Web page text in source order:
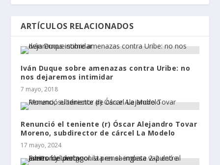
ARTÍCULOS RELACIONADOS
Iván Duque sobre amenazas contra Uribe: no
nos dejaremos intimidar
7 mayo, 2018
Renunció el teniente (r) Óscar Alejandro Tovar
Moreno, subdirector de cárcel La Modelo
17 mayo, 2024